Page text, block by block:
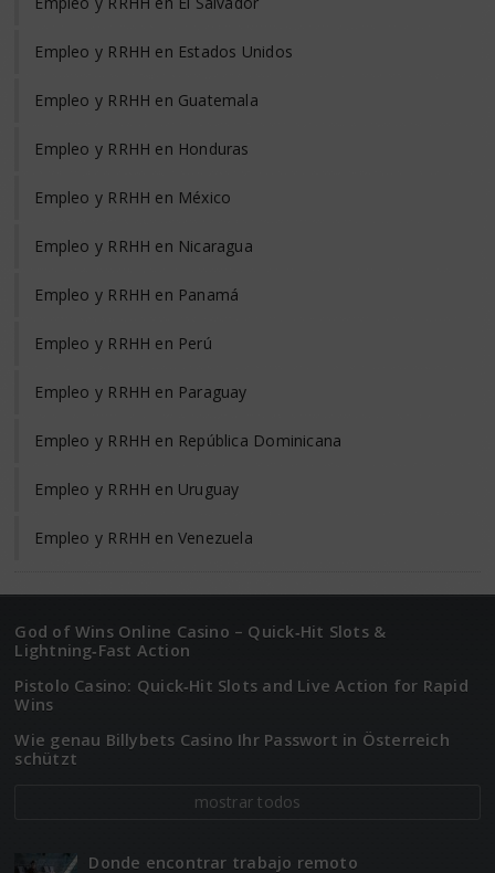
Empleo y RRHH en Estados Unidos
Empleo y RRHH en Guatemala
Empleo y RRHH en Honduras
Empleo y RRHH en México
Empleo y RRHH en Nicaragua
Empleo y RRHH en Panamá
Empleo y RRHH en Perú
Empleo y RRHH en Paraguay
Empleo y RRHH en República Dominicana
Empleo y RRHH en Uruguay
Empleo y RRHH en Venezuela
God of Wins Online Casino – Quick‑Hit Slots &
Lightning‑Fast Action
Pistolo Casino: Quick‑Hit Slots and Live Action for Rapid
Wins
Wie genau Billybets Casino Ihr Passwort in Österreich
schützt
mostrar todos
Donde encontrar trabajo remoto